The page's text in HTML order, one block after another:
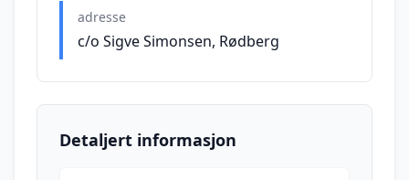
adresse
c/o Sigve Simonsen, Rødberg
Detaljert informasjon